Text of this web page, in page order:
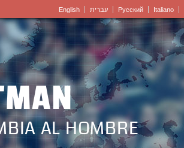
English עברית Pусский Italiano
AL HOMBRE